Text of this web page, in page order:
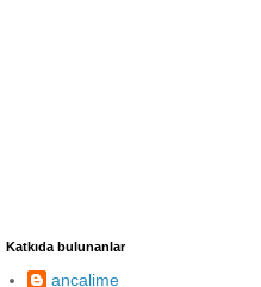
Katkıda bulunanlar
ancalime